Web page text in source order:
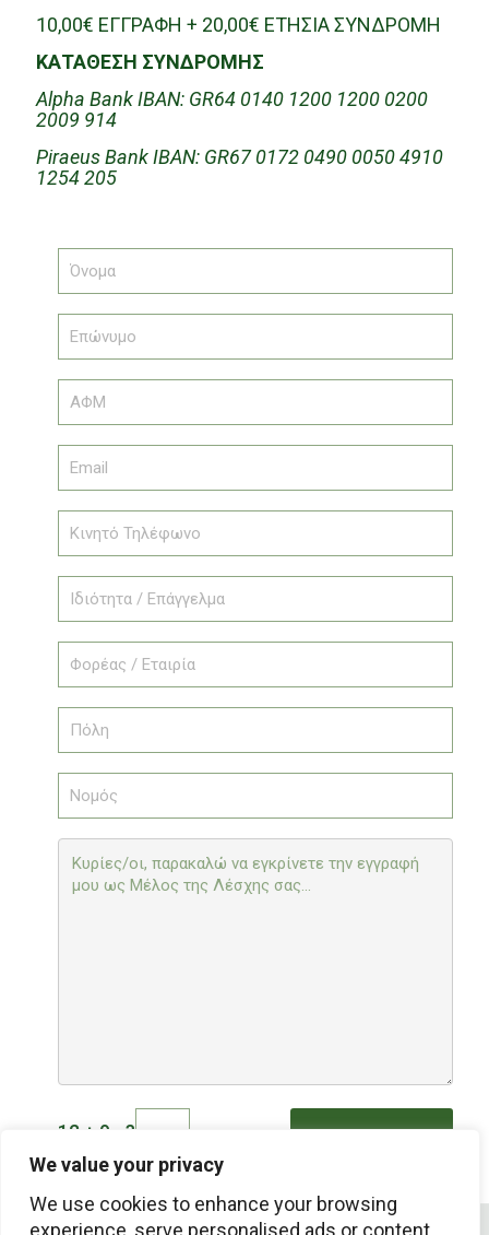
We value your privacy
We use cookies to enhance your browsing
experience, serve personalised ads or content,
10,00€ ΕΓΓΡΑΦΗ + 20,00€ ΕΤΗΣΙΑ ΣΥΝΔΡΟΜΗ
ΚΑΤΑΘΕΣΗ ΣΥΝΔΡΟΜΗΣ
Alpha Bank IBAN: GR64 0140 1200 1200 0200
2009 914
Piraeus Bank IBAN: GR67 0172 0490 0050 4910
1254 205
12 + 9 =?